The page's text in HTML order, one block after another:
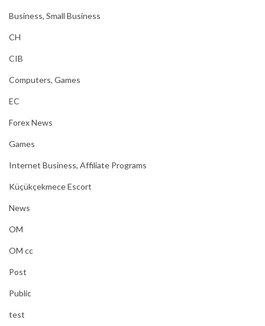
Business, Small Business
CH
CIB
Computers, Games
EC
Forex News
Games
Internet Business, Affiliate Programs
Küçükçekmece Escort
News
OM
OM cc
Post
Public
test